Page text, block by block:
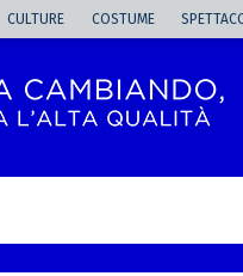
CULTURE COSTUME